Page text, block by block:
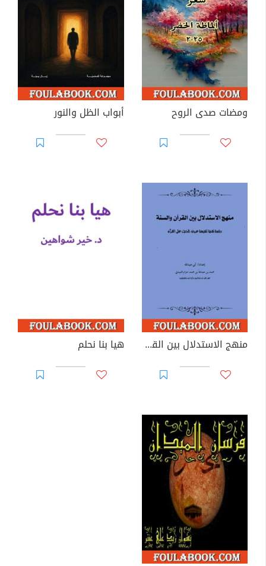
ومضات صدى الروح أبواب الظل والنور
منهج الاستدلال بين القرآن والسنة - دراسة نقدية لشبهة عرض الحديث على القرآن هيا بنا نحلم